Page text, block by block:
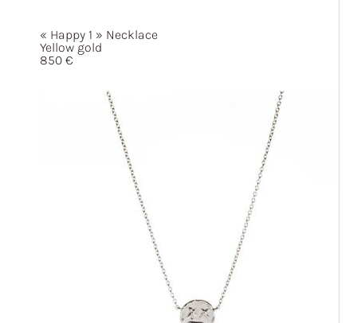
« Happy 1 » Necklace
Yellow gold
850 €